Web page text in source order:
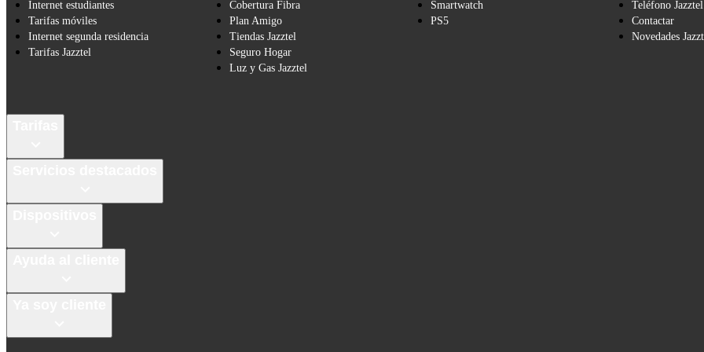
Internet estudiantes
Tarifas móviles
Internet segunda residencia
Tarifas Jazztel
Cobertura Fibra
Plan Amigo
Tiendas Jazztel
Seguro Hogar
Luz y Gas Jazztel
Smartwatch
PS5
Teléfono Jazztel
Contactar
Novedades